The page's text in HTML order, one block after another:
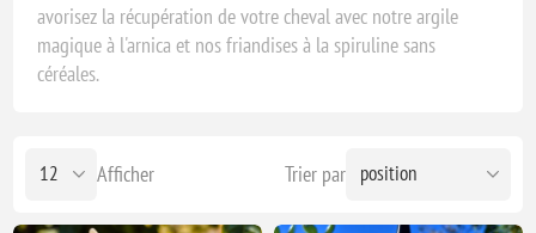
avorisez la récupération de votre cheval avec notre argile
magique à l'arnica et nos friandises à la spiruline sans
céréales.
Trier par
Afficher